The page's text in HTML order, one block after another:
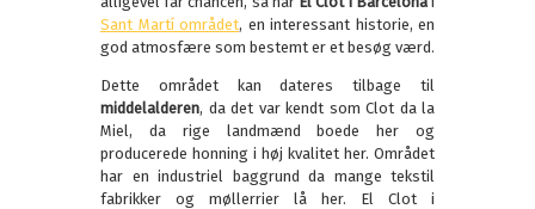
Sant Martí området, en interessant historie, en
god atmosfære som bestemt er et besøg værd.
Dette området kan dateres tilbage til
middelalderen, da det var kendt som Clot da la
Miel, da rige landmænd boede her og
producerede honning i høj kvalitet her. Området
har en industriel baggrund da mange tekstil
fabrikker og møllerrier lå her. El Clot i